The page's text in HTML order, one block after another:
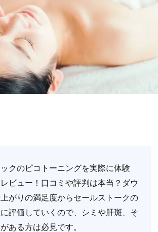
クのピコトーニングを実際に体験
ビュー！口コミや評判は本当？ダウ
がりの満足度からセールストークの
評価していくので、シミや肝斑、そ
ある方は必見です。